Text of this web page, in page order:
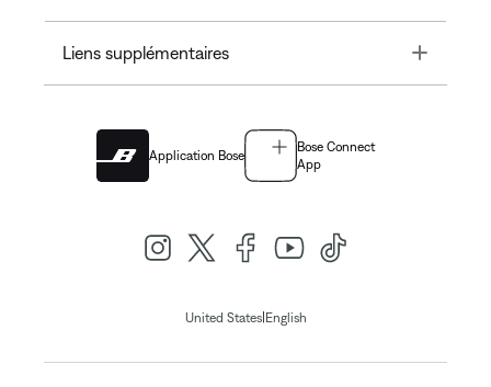
Liens supplémentaires Toggle
Application Bose
Bose Connect
App
United States| English